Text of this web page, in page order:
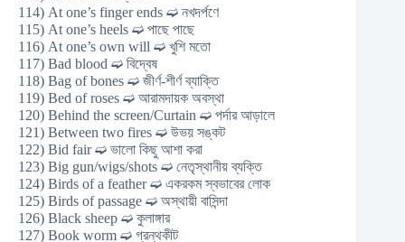
114) At one’s finger ends ➫ নখদর্পণে
115) At one’s heels ➫ পাছে পাছে
116) At one’s own will ➫ খুশি মতো
117) Bad blood ➫ বিদ্বেষ
118) Bag of bones ➫ জীর্ণ-শীর্ণ ব্যাক্তি
119) Bed of roses ➫ আরামদায়ক অবস্থা
120) Behind the screen/Curtain ➫ পর্দার আড়ালে
121) Between two fires ➫ উভয় সঙ্কট
122) Bid fair ➫ ভালো কিছু আশা করা
123) Big gun/wigs/shots ➫ নেতৃস্থানীয় ব্যক্তি
124) Birds of a feather ➫ একরকম স্বভাবের লোক
125) Birds of passage ➫ অস্থায়ী বাসিন্দা
126) Black sheep ➫ কুলাঙ্গার
127) Book worm ➫ গ্রন্থকীট